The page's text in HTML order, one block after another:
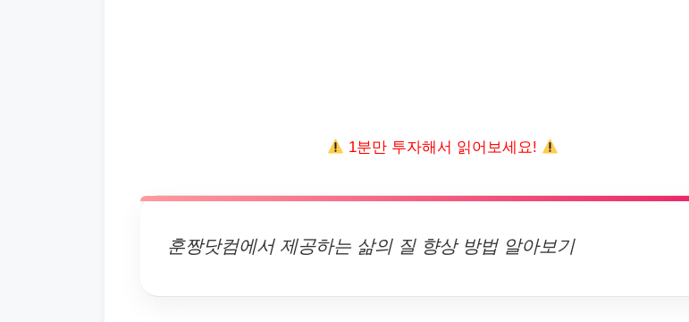
1분만 투자해서 읽어보세요!
훈짱닷컴에서 제공하는 삶의 질 향상 방법 알아보기